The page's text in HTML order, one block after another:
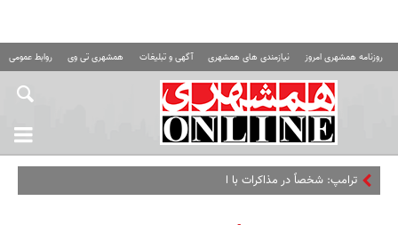
روزنامه همشهری امروز نیازمندی های همشهری آگهی و تبلیغات همشهری تی وی روابط عمومی
ترامپ: شخصاً در مذاکرات با ایران درگ